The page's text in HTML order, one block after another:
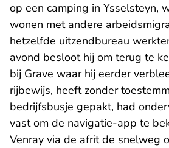
op een camping in Ysselsteyn,
wonen met andere
hetzelfde uitzendbureau
avond besloot hij om terug te
bij Grave waar hij eerder
rijbewijs, heeft zonder
bedrijfsbusje gepakt, had
vast om de navigatie-app te
Venray via de afrit de snelweg